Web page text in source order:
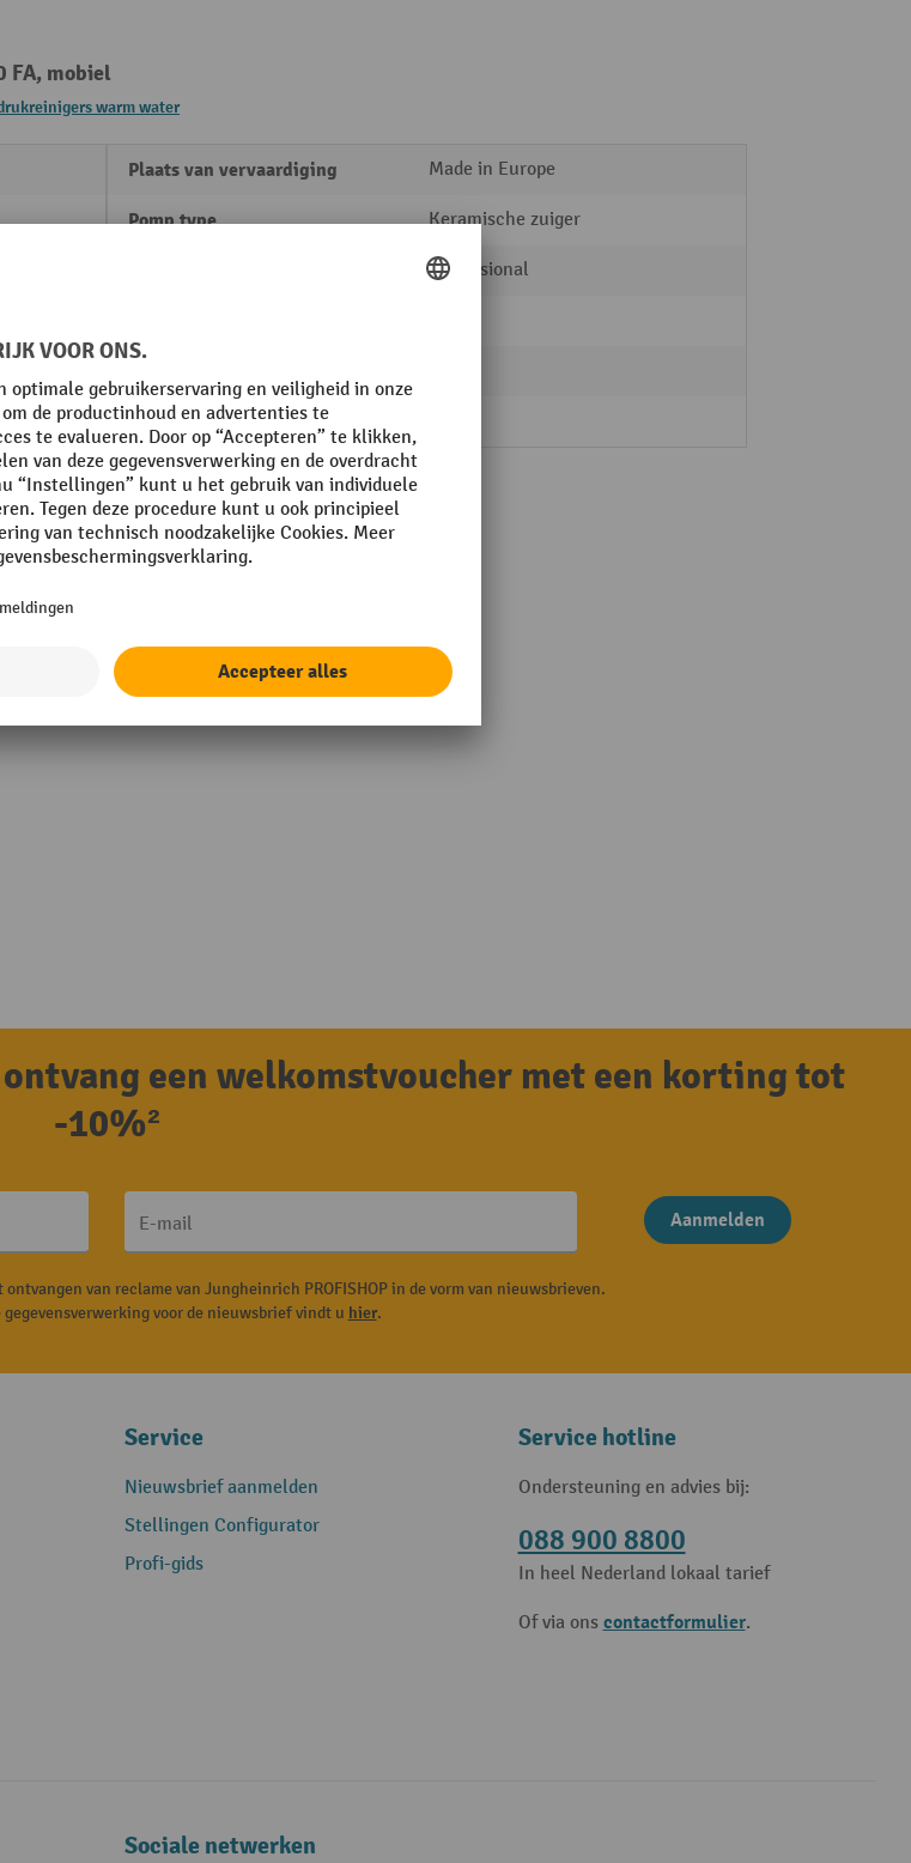
FA, mobiel
warm water
Plaats van vervaardiging Made in Europe
Pomp type Keramische zuiger
Professional
Sproeikop
Toon alle technische details
een welkomstvoucher met een korting tot
-10%²
E-mail Aanmelden
van reclame van Jungheinrich PROFISHOP in de vorm van nieuwsbrieven.
voor de nieuwsbrief vindt u hier.
Service
Nieuwsbrief aanmelden
Stellingen Configurator
Profi-gids
Service hotline
Ondersteuning en advies bij:
088 900 8800
In heel Nederland lokaal tarief
Of via ons contactformulier.
Sociale netwerken